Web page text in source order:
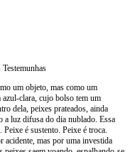
um objeto, mas como um
azul-clara, cujo bolso tem um
dela, peixes prateados, ainda
a luz difusa do dia nublado. Essa
é sustento. Peixe é troca.
acidente, mas por uma investida